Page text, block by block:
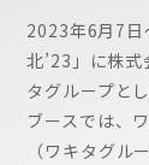
2023年6月7日
北’23」に株
タグループと
ブースでは、
（ワキタグル